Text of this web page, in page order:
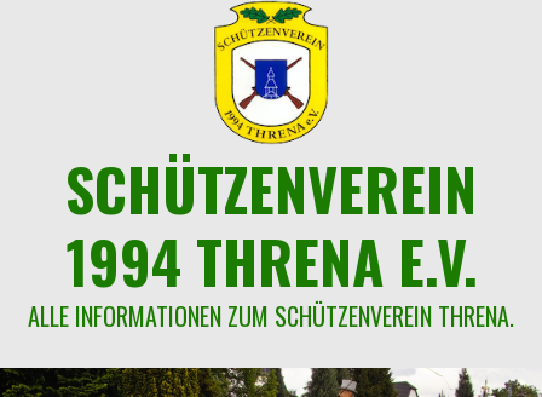
SCHÜTZENVEREIN
1994 THRENA E.V.
ALLE INFORMATIONEN ZUM SCHÜTZENVEREIN THRENA.